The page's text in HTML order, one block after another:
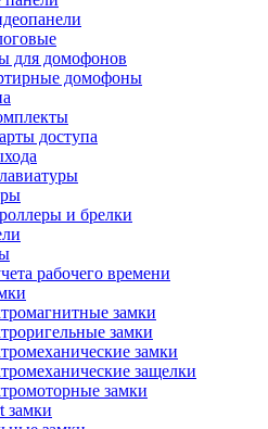
для домофонов
домофоны
доступа
и брелки
рабочего времени
замки
замки
замки
защелки
замки
замки